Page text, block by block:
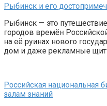
Рыбинск и его
Рыбинск — это
городов времён
на её руинах нового
дом и даже рекламные
Российская национальная
залам знаний